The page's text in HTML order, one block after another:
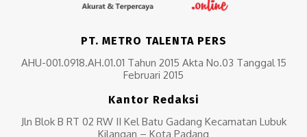
PT. METRO TALENTA PERS
AHU-001.0918.AH.01.01 Tahun 2015 Akta No.03 Tanggal 15
Februari 2015
Kantor Redaksi
Jln Blok B RT 02 RW II Kel Batu Gadang Kecamatan Lubuk
Kilangan – Kota Padang